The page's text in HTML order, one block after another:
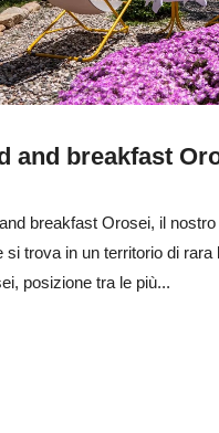
and breakfast
breakfast Orosei, il
si trova in un territorio di rara
posizione tra le più...